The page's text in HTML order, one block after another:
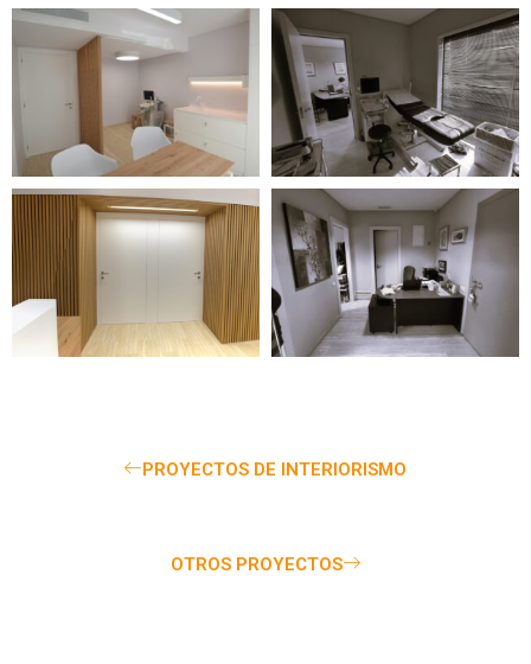
PROYECTOS DE INTERIORISMO
OTROS PROYECTOS